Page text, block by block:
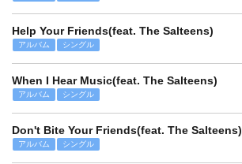
Help Your Friends(feat. The Salteens)
アルバム シングル
When I Hear Music(feat. The Salteens)
アルバム シングル
Don't Bite Your Friends(feat. The Salteens)
アルバム シングル